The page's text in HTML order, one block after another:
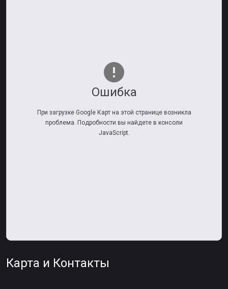
Ошибка
При загрузке Google Карт на этой странице возникла
проблема. Подробности вы найдете в консоли
JavaScript.
Карта и Контакты